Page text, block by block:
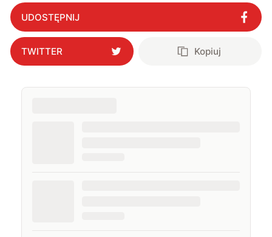
UDOSTĘPNIJ
TWITTER Kopiuj